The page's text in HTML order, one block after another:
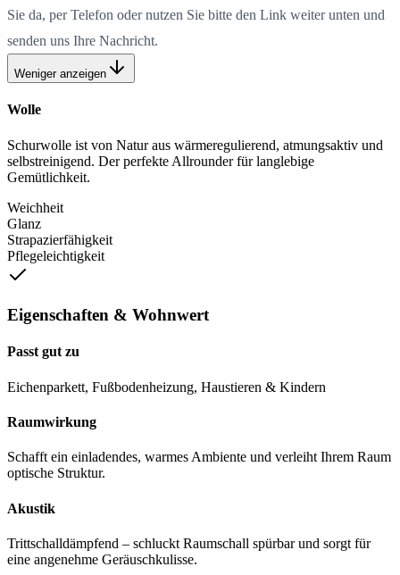
Sie da, per Telefon oder nutzen Sie bitte den Link weiter unten und
senden uns Ihre Nachricht.
Weniger anzeigen
Wolle
Schurwolle ist von Natur aus wärmeregulierend, atmungsaktiv und
selbstreinigend. Der perfekte Allrounder für langlebige
Gemütlichkeit.
Weichheit
Glanz
Strapazierfähigkeit
Pflegeleichtigkeit
Eigenschaften & Wohnwert
Passt gut zu
Eichenparkett, Fußbodenheizung, Haustieren & Kindern
Raumwirkung
Schafft ein einladendes, warmes Ambiente und verleiht Ihrem Raum
optische Struktur.
Akustik
Trittschalldämpfend – schluckt Raumschall spürbar und sorgt für
eine angenehme Geräuschkulisse.